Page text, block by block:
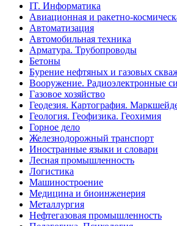
IT. Информатика
Авиационная и ракетно-
Автоматизация
Автомобильная техника
Арматура. Трубопроводы
Бетоны
Бурение нефтяных и газовых
Вооружение. Радиоэлектронные
Газовое хозяйство
Геодезия. Картография.
Геология. Геофизика. Геохимия
Горное дело
Железнодорожный транспорт
Иностранные языки и словари
Лесная промышленность
Логистика
Машиностроение
Медицина и биоинженерия
Металлургия
Нефтегазовая промышленность